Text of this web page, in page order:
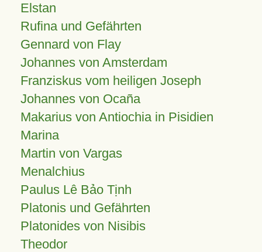
Elstan
Rufina und Gefährten
Gennard von Flay
Johannes von Amsterdam
Franziskus vom heiligen Joseph
Johannes von Ocaña
Makarius von Antiochia in Pisidien
Marina
Martin von Vargas
Menalchius
Paulus Lê Bảo Tịnh
Platonis und Gefährten
Platonides von Nisibis
Theodor